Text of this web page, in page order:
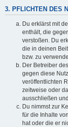
3. PFLICHTEN DES
Du erklärst mit
enthält, die
verstoßen. Du
die in deinen
bzw. zu
Der Betreiber
gegen diese
veröffentlichten
zeitweise oder
ausschließen
Du nimmst zur
für die Inhalte
hat oder die er